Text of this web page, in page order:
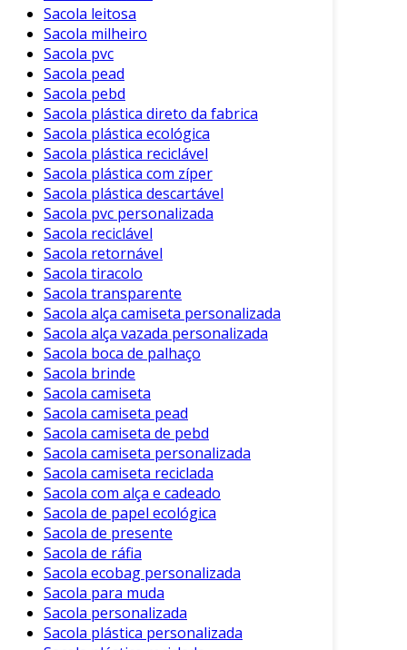
Sacola leitosa
Sacola milheiro
Sacola pvc
Sacola pead
Sacola pebd
Sacola plástica direto da fabrica
Sacola plástica ecológica
Sacola plástica reciclável
Sacola plástica com zíper
Sacola plástica descartável
Sacola pvc personalizada
Sacola reciclável
Sacola retornável
Sacola tiracolo
Sacola transparente
Sacola alça camiseta personalizada
Sacola alça vazada personalizada
Sacola boca de palhaço
Sacola brinde
Sacola camiseta
Sacola camiseta pead
Sacola camiseta de pebd
Sacola camiseta personalizada
Sacola camiseta reciclada
Sacola com alça e cadeado
Sacola de papel ecológica
Sacola de presente
Sacola de ráfia
Sacola ecobag personalizada
Sacola para muda
Sacola personalizada
Sacola plástica personalizada